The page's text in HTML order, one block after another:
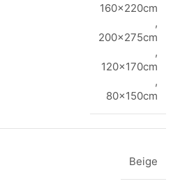
160x220cm
,
200x275cm
,
120x170cm
,
80x150cm
Beige